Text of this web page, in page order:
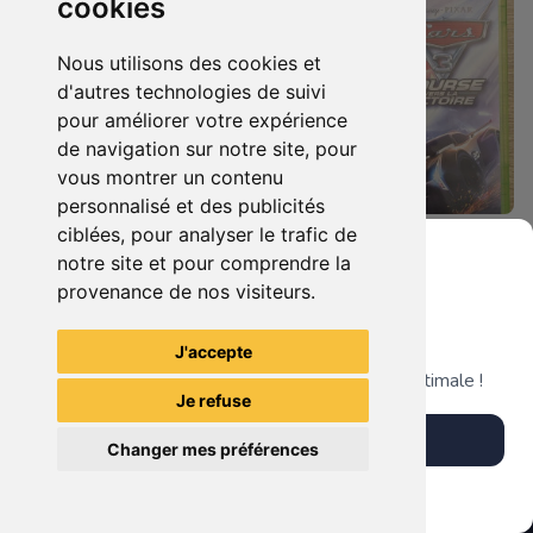
cookies
Nous utilisons des cookies et
d'autres technologies de suivi
pour améliorer votre expérience
de navigation sur notre site, pour
vous montrer un contenu
personnalisé et des publicités
ciblées, pour analyser le trafic de
notre site et pour comprendre la
provenance de nos visiteurs.
J'accepte
Je refuse
Changer mes préférences
19.90 € 0
Castlevania : Lords Of Shadow Xbox 360
19.90 €
TheGamingR83
Grenier du Geek
Télécharge notre app pour une expérience optimale !
Télécharger l'app